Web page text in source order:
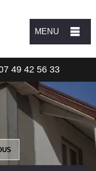
MENU
49 42 56 33